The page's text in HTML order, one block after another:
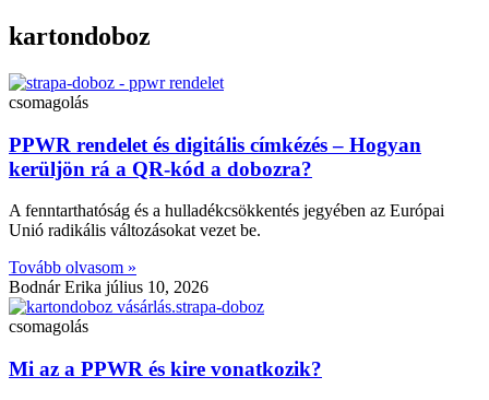
kartondoboz
csomagolás
PPWR rendelet és digitális címkézés – Hogyan
kerüljön rá a QR-kód a dobozra?
A fenntarthatóság és a hulladékcsökkentés jegyében az Európai
Unió radikális változásokat vezet be.
Tovább olvasom »
Bodnár Erika július 10, 2026
csomagolás
Mi az a PPWR és kire vonatkozik?